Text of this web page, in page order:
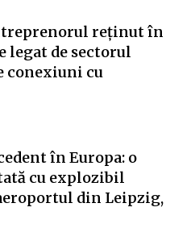
reținut în
legat de sectorul
conexiuni cu
în Europa: o
cu explozibil
din Leipzig,